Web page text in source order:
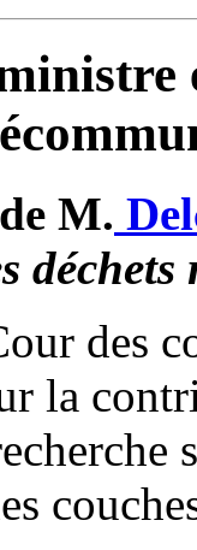
M.
des
la